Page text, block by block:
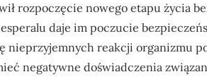
rozpoczęcie nowego etapu życia
daje im poczucie
nieprzyjemnych reakcji organizmu
negatywne doświadczenia